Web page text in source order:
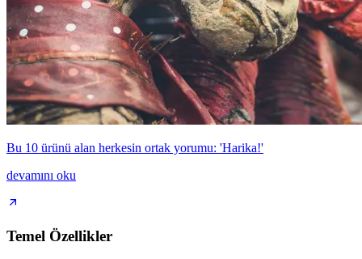
Bu 10 ürünü alan herkesin ortak yorumu: 'Harika!'
devamını oku
Temel Özellikler